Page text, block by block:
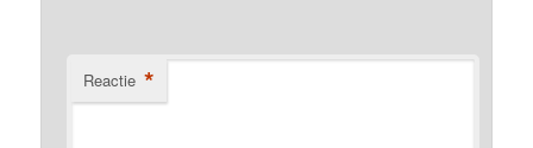
Reactie *